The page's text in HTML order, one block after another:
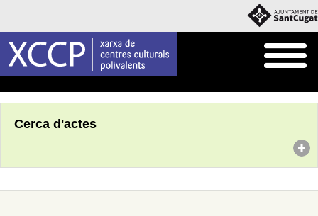
Cerca d'actes